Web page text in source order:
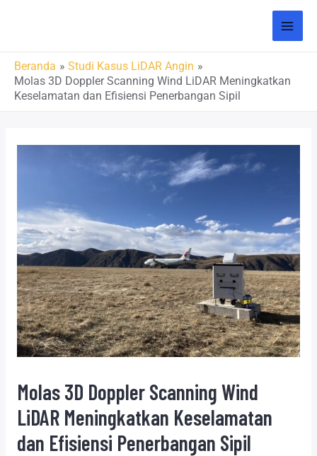
Beranda
Studi Kasus LiDAR Angin
Molas 3D Doppler Scanning Wind LiDAR Meningkatkan
Keselamatan dan Efisiensi Penerbangan Sipil
Molas 3D Doppler Scanning Wind
LiDAR Meningkatkan Keselamatan
dan Efisiensi Penerbangan Sipil